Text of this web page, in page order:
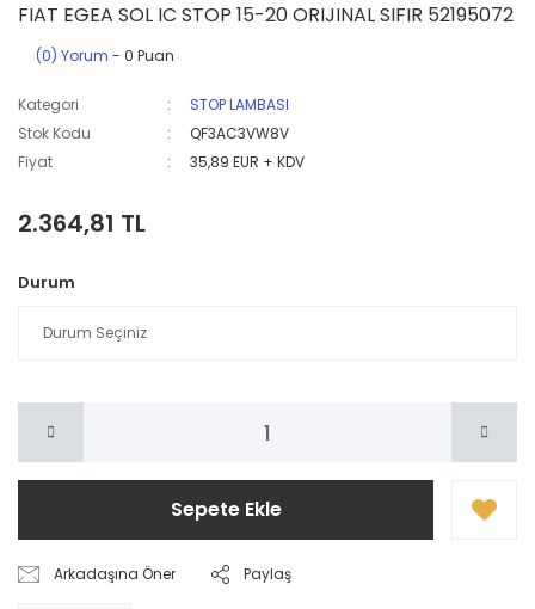
FIAT EGEA SOL IC STOP 15-20 ORIJINAL SIFIR 52195072
(0) Yorum - 0 Puan
Kategori
STOP LAMBASI
Stok Kodu
QF3AC3VW8V
Fiyat
35,89 EUR + KDV
2.364,81 TL
Durum
Sepete Ekle
Arkadaşına Öner Paylaş